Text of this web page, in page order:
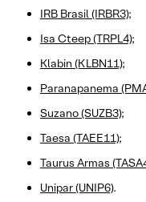
IRB Brasil (IRBR3);
Isa Cteep (TRPL4);
Klabin (KLBN11);
Paranapanema
Suzano (SUZB3);
Taesa (TAEE11);
Taurus Armas
Unipar (UNIP6).